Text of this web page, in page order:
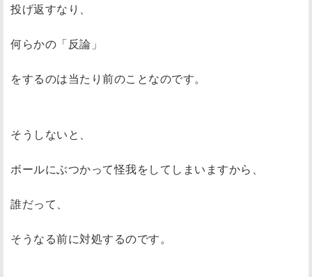
投げ返すなり、
何らかの「反論」
をするのは当たり前のことなのです。
そうしないと、
ボールにぶつかって怪我をしてしまいますから、
誰だって、
そうなる前に対処するのです。